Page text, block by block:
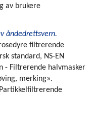
av brukere
åndedrettsvern.
filtrerende
standard, NS-EN
- Filtrerende halvmasker
merking».